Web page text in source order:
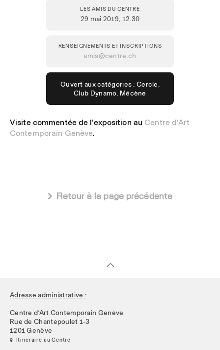
LES AMIS DU CENTRE
29 mai 2019, 12.30
RENSEIGNEMENTS ET INSCRIPTIONS
amis@centre.ch
Ouvert aux catégories : Cercle,
Club Dynamo, Mécène
Visite commentée de l’exposition au Centre d’Art
Contemporain Genève.
 Retour à la page précédente
Adresse administrative :
Centre d’Art Contemporain Genève
Rue de Chantepoulet 1-3
1201 Genève
 Itinéraire au Centre